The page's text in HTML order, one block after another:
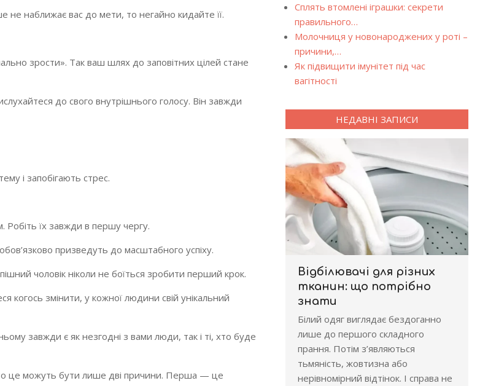
не наближає вас до мети, то негайно кидайте її.
зрости». Так ваш шлях до заповітних цілей стане
до свого внутрішнього голосу. Він завжди
і запобігають стрес.
Робіть їх завжди в першу чергу.
призведуть до масштабного успіху.
чоловік ніколи не боїться зробити перший крок.
когось змінити, у кожної людини свій унікальний
завжди є як незгодні з вами люди, так і ті, хто буде
це можуть бути лише дві причини. Перша — це
Сплять втомлені іграшки: секрети
правильного…
Молочниця у новонароджених у роті –
причини,…
Як підвищити імунітет під час
вагітності
НЕДАВНІ ЗАПИСИ
Відбілювачі для різних
тканин: що потрібно
знати
Білий одяг виглядає бездоганно
лише до першого складного
прання. Потім з’являються
тьмяність, жовтизна або
нерівномірний відтінок. І справа не